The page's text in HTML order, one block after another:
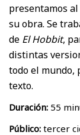
presentamos
su obra. Se
de El Hobbit,
distintas
todo el mundo,
texto.
Duración: 55
Público: tercer